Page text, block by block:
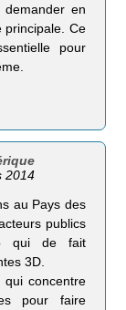
en
principale. Ce
pour
2014
au Pays des
publics
qui de fait
3D.
concentre
pour faire